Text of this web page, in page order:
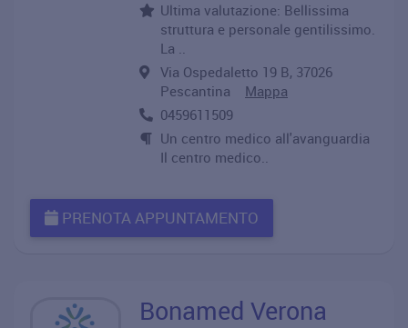
Ultima valutazione: Bellissima
struttura e personale gentilissimo.
La ..
Via Ospedaletto 19 B, 37026
Pescantina Mappa
0459611509
Un centro medico all'avanguardia
Il centro medico..
PRENOTA APPUNTAMENTO
Bonamed Verona